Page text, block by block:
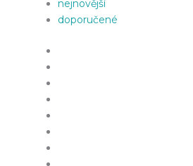
nejnovější
doporučené